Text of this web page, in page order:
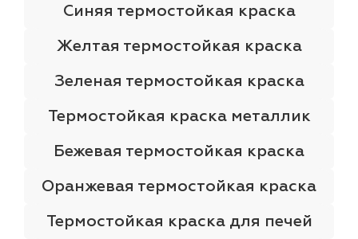
Синяя термостойкая краска
Желтая термостойкая краска
Зеленая термостойкая краска
Термостойкая краска металлик
Бежевая термостойкая краска
Оранжевая термостойкая краска
Термостойкая краска для печей